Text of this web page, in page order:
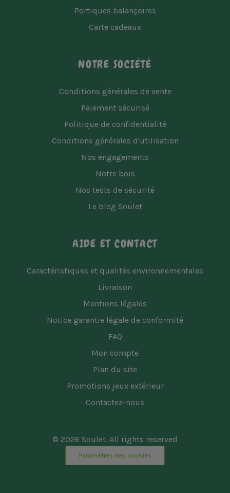
Portiques balançoires
Carte cadeaux
NOTRE SOCIÉTÉ
Conditions générales de vente
Paiement sécurisé
Politique de confidentialité
Conditions générales d'utilisation
Nos engagements
Notre bois
Nos tests de sécurité
Le blog Soulet
AIDE ET CONTACT
Caractéristiques et qualités environnementales
Livraison
Mentions légales
Notice garantie légale de conformité
FAQ
Mon compte
Plan du site
Promotions jeux extérieur
Contactez-nous
© 2026 Soulet. All rights reserved
Paramètres des cookies